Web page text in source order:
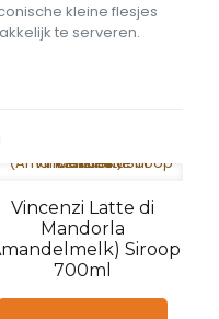
kleine flesjes
te serveren.
Vincenzi Latte di
Mandorla
Siroop
700ml